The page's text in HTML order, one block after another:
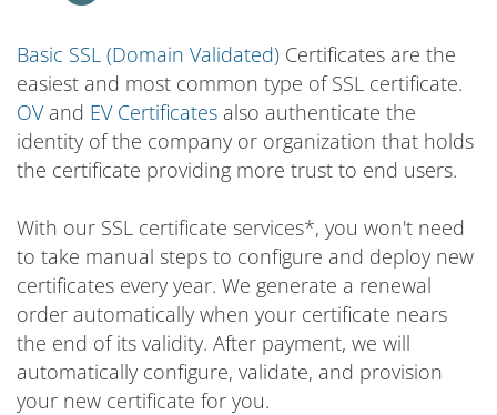
Basic SSL (Domain Validated) Certificates are the
easiest and most common type of SSL certificate.
OVand EV Certificates also authenticate the
identity of the company or organization that holds
the certificate providing more trust to end users.
With our SSL certificate services*, you won't need
to take manual steps to configure and deploy new
certificates every year. We generate a renewal
order automatically when your certificate nears
the end of its validity. After payment, we will
automatically configure, validate, and provision
your new certificate for you.